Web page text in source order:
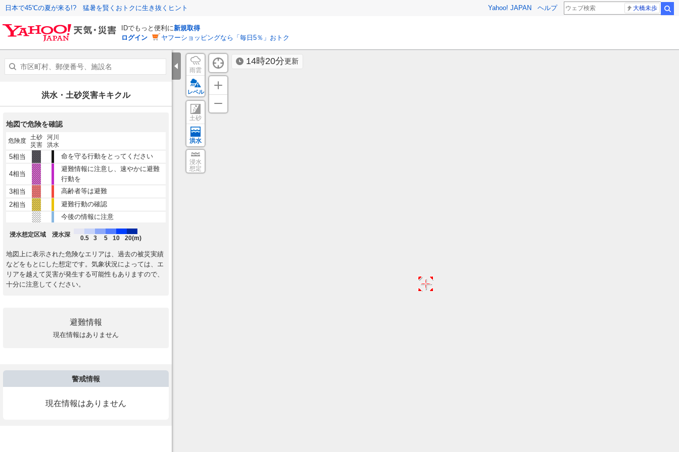
日本で45℃の夏が来る!? 猛暑を賢くおトクに生き抜くヒント Yahoo! JAPAN ヘルプ 大橋未歩
IDでもっと便利に新規取得
ログイン
ヤフーショッピングなら「毎日5％」おトク
14時20分更新
雨雲
レベル
土砂
洪水
浸水
想定
洪水・土砂災害キキクル
地図で危険を確認
危険度 土砂
災害
河川
洪水
5相当 命を守る行動をとってください
4相当
避難情報に注意し、速やかに避難
行動を
3相当
高齢者等は避難
2相当
避難行動の確認
今後の情報に注意
浸水想定区域 浸水深
0.5 3 5 10 20(m)
地図上に表示された危険なエリアは、過去の被災実績
などをもとにした想定です。気象状況によっては、エ
リアを越えて災害が発生する可能性もありますので、
十分に注意してください。
避難情報
現在情報はありません
警戒情報
現在情報はありません